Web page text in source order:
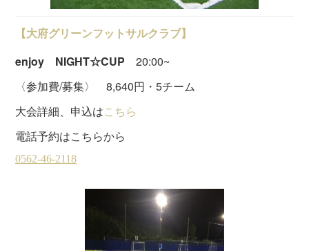
【大府グリーンフットサルクラブ】
enjoy NIGHT☆CUP 20:00~
〈参加費/募集〉 8,640円・5チーム
大会詳細、申込はこちら
電話予約はこちらから